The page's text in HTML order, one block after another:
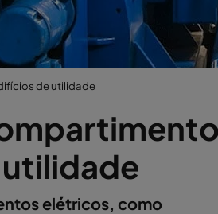
de utilidade
elétricos, como